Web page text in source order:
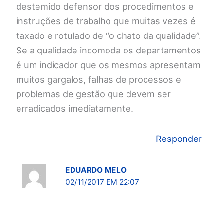
destemido defensor dos procedimentos e
instruções de trabalho que muitas vezes é
taxado e rotulado de “o chato da qualidade”.
Se a qualidade incomoda os departamentos
é um indicador que os mesmos apresentam
muitos gargalos, falhas de processos e
problemas de gestão que devem ser
erradicados imediatamente.
Responder
EDUARDO MELO
02/11/2017 EM 22:07